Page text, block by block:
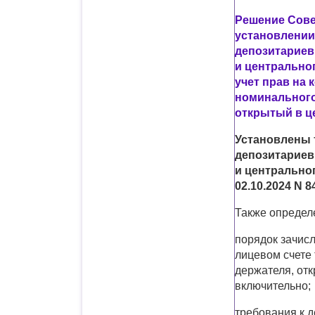
Решение
и
учет прав на
открытый в
Установлены
и
02.10.2024 N
Также
порядок
лицевом
держателя,
включительно;
требования к